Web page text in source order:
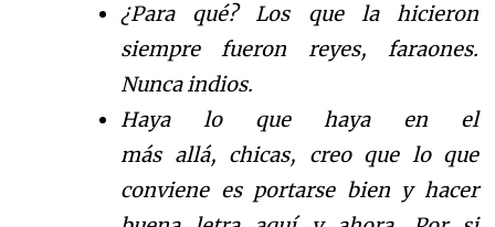
¿Para qué? Los que la hicieron
siempre fueron reyes, faraones.
Nunca indios.
Haya lo que haya en el
másallá, chicas, creo que lo que
conviene es portarse bien y hacer